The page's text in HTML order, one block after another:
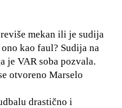
mekan ili je sudija
kao faul? Sudija na
je VAR soba pozvala.
otvoreno Marselo
drastično i